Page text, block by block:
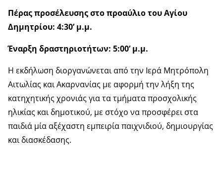
Πέρας προσέλευσης στο προαύλιο του Αγίου
Δημητρίου: 4:30’ μ.μ.
Έναρξη δραστηριοτήτων: 5:00’ μ.μ.
Η εκδήλωση διοργανώνεται από την Ιερά Μητρόπολη
Αιτωλίας και Ακαρνανίας με αφορμή την λήξη της
κατηχητικής χρονιάς για τα τμήματα προσχολικής
ηλικίας και δημοτικού, με στόχο να προσφέρει στα
παιδιά μία αξέχαστη εμπειρία παιχνιδιού, δημιουργίας
και διασκέδασης.